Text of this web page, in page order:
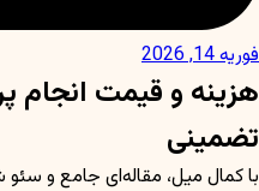
فوریه 14, 2026
هزینه و قیمت انجام
تضمینی